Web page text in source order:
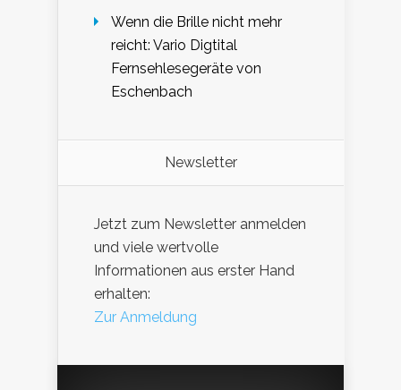
Wenn die Brille nicht mehr
reicht: Vario Digtital
Fernsehlesegeräte von
Eschenbach
Newsletter
Jetzt zum Newsletter anmelden
und viele wertvolle
Informationen aus erster Hand
erhalten:
Zur Anmeldung